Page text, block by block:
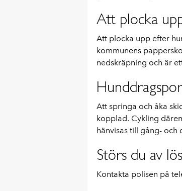
Att plocka
Att plocka upp efter
kommunens
nedskräpning och är
Att springa och åka
kopplad. Cykling
hänvisas till gång- och
Störs du av
Kontakta polisen på